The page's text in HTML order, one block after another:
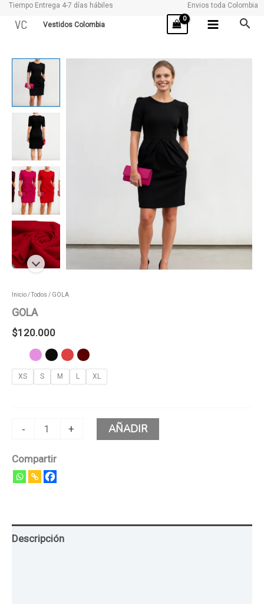
Tiempo Entrega 4-7 días hábiles Envios toda Colombia
VC Vestidos Colombia
Inicio/Todos / GOLA
GOLA
$120.000
XS S M L XL
-
GOLA
cantidad
+ AÑADIR
Compartir
Descripción